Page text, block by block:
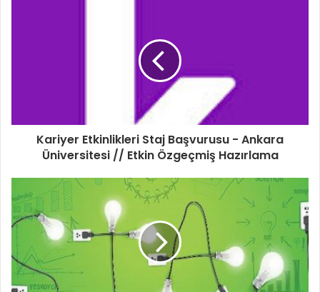
Kariyer Etkinlikleri Staj Başvurusu - Ankara
Üniversitesi // Etkin Özgeçmiş Hazırlama